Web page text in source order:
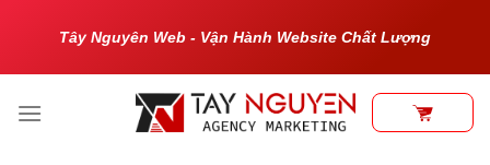
Tây Nguyên Web - Vận Hành Website Chất Lượng